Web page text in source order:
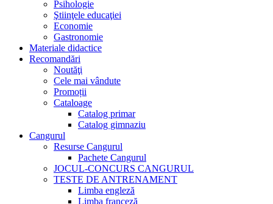
Psihologie
Ştiinţele educaţiei
Economie
Gastronomie
Materiale didactice
Recomandări
Noutăţi
Cele mai vândute
Promoții
Cataloage
Catalog primar
Catalog gimnaziu
Cangurul
Resurse Cangurul
Pachete Cangurul
JOCUL-CONCURS CANGURUL
TESTE DE ANTRENAMENT
Limba engleză
Limba franceză